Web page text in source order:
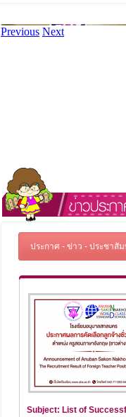
ประกาศ - ข่าว - ประชาสั
Subject: List of